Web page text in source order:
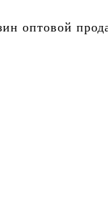
оптовой